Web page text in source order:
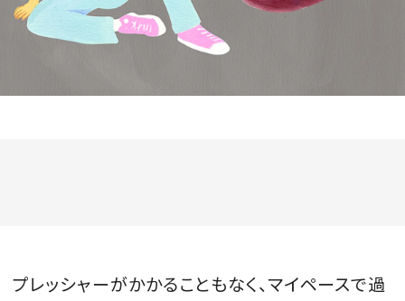
SPUR読者のためのメンバーシッププログラム
「The SPUR Club」。便利な機能と特典を無料で楽し
プレッシャーがかかることもなく、マイペースで過